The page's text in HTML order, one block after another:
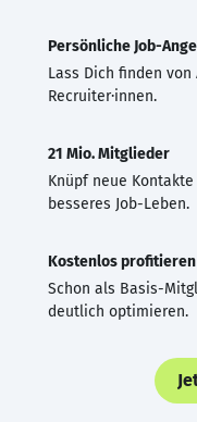
Persönliche Job-
Lass Dich finden
Recruiter·innen.
21 Mio. Mitglieder
Knüpf neue
besseres Job-Leben.
Kostenlos profitieren
Schon als Basis-
deutlich optimieren.